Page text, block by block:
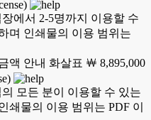
에서 2-5명까지 이용할 수
며 인쇄물의 이용 범위는
￦ 8,895,000
모든 분이 이용할 수 있는
쇄물의 이용 범위는 PDF 이